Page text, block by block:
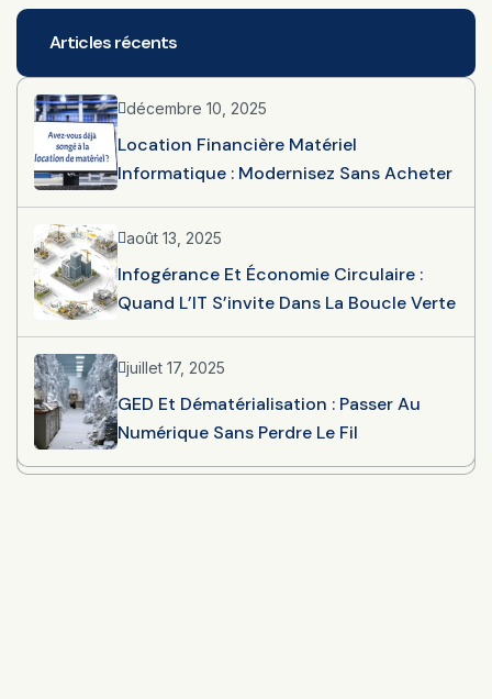
Articles récents
décembre 10, 2025
Location Financière Matériel
Informatique : Modernisez Sans Acheter
août 13, 2025
Infogérance Et Économie Circulaire :
Quand L’IT S’invite Dans La Boucle Verte
juillet 17, 2025
GED Et Dématérialisation : Passer Au
Numérique Sans Perdre Le Fil